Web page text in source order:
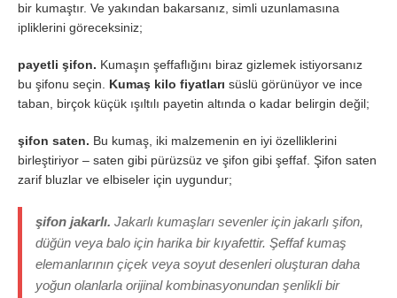
bir kumaştır. Ve yakından bakarsanız, simli uzunlamasına
ipliklerini göreceksiniz;
payetli şifon. Kumaşın şeffaflığını biraz gizlemek istiyorsanız
bu şifonu seçin. Kumaş kilo fiyatları süslü görünüyor ve ince
taban, birçok küçük ışıltılı payetin altında o kadar belirgin değil;
şifon saten. Bu kumaş, iki malzemenin en iyi özelliklerini
birleştiriyor – saten gibi pürüzsüz ve şifon gibi şeffaf. Şifon saten
zarif bluzlar ve elbiseler için uygundur;
şifon jakarlı. Jakarlı kumaşları sevenler için jakarlı şifon,
düğün veya balo için harika bir kıyafettir. Şeffaf kumaş
elemanlarının çiçek veya soyut desenleri oluşturan daha
yoğun olanlarla orijinal kombinasyonundan şenlikli bir